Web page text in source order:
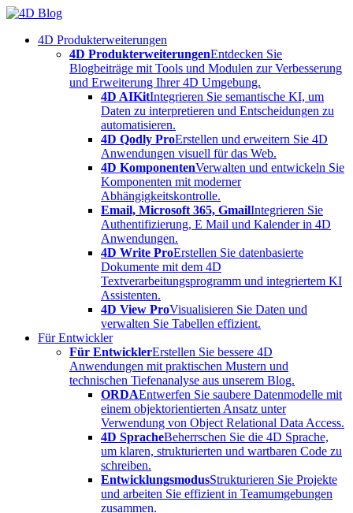
Skip
content4D Produkterweiterungen
4D ProdukterweiterungenEntdecken Sie
Blogbeiträge mit Tools und Modulen zur Verbesserung
und Erweiterung Ihrer 4D Umgebung.
4D AIKitIntegrieren Sie semantische KI, um
Daten zu interpretieren und Entscheidungen zu
automatisieren.
4D Qodly ProErstellen und erweitern Sie 4D
Anwendungen visuell für das Web.
4D KomponentenVerwalten und entwickeln Sie
Komponenten mit moderner
Abhängigkeitskontrolle.
Email, Microsoft 365, GmailIntegrieren Sie
Authentifizierung, E Mail und Kalender in 4D
Anwendungen.
4D Write ProErstellen Sie datenbasierte
Dokumente mit dem 4D
Textverarbeitungsprogramm und integriertem KI
Assistenten.
4D View ProVisualisieren Sie Daten und
verwalten Sie Tabellen effizient.
Für Entwickler
Für EntwicklerErstellen Sie bessere 4D
Anwendungen mit praktischen Mustern und
technischen Tiefenanalyse aus unserem Blog.
ORDAEntwerfen Sie saubere Datenmodelle mit
einem objektorientierten Ansatz unter
Verwendung von Object Relational Data Access.
4D SpracheBeherrschen Sie die 4D Sprache,
um klaren, strukturierten und wartbaren Code zu
schreiben.
EntwicklungsmodusStrukturieren Sie Projekte
und arbeiten Sie effizient in Teamumgebungen
zusammen.